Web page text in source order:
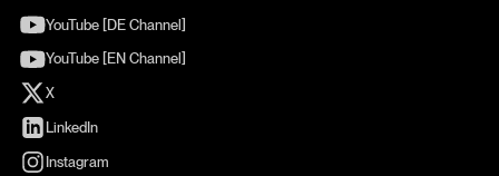
YouTube [DE Channel]
YouTube [EN Channel]
X
LinkedIn
Instagram